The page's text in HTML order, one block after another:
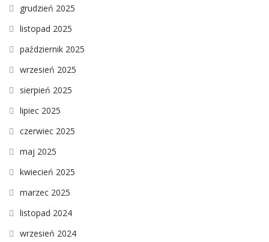
grudzień 2025
listopad 2025
październik 2025
wrzesień 2025
sierpień 2025
lipiec 2025
czerwiec 2025
maj 2025
kwiecień 2025
marzec 2025
listopad 2024
wrzesień 2024